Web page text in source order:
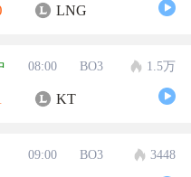
LNG
08:00 BO3 1.5万
KT
09:00 BO3 3448